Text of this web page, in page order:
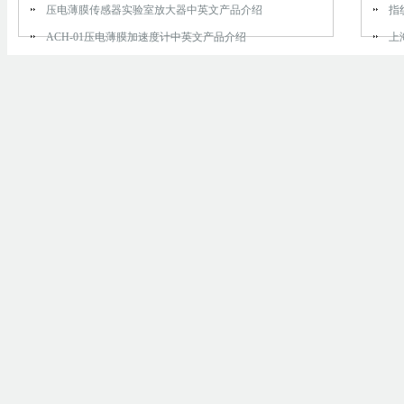
压电薄膜传感器实验室放大器中英文产品介绍
ACH-01压电薄膜加速度计中英文产品介绍
指
上